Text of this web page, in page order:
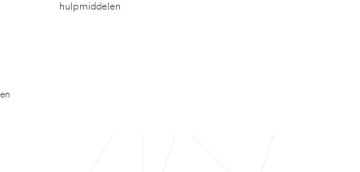
hulpmiddelen